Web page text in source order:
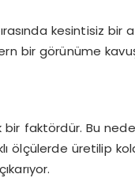
kesintisiz bir
bir görünüme
faktördür. Bu
ölçülerde üretilip